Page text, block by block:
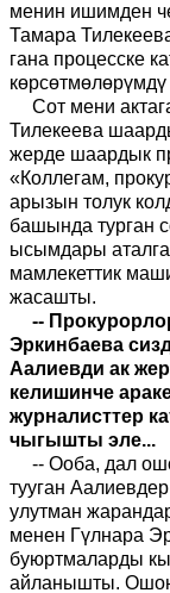
менин ишимден
Тамара
гана процесске
Сот мени
Тилекеева
жерде шаардык
«Коллегам,
арызын толук
башында турган
ысымдары
мамлекеттик
жасашты.
--
Эркинбаева
Аалиевди ак
келишинче
журналисттер
чыгышты эле...
-- Ооба, дал
тууган
улутман
менен Гүлнара
буюртмаларды
айланышты. Ошон